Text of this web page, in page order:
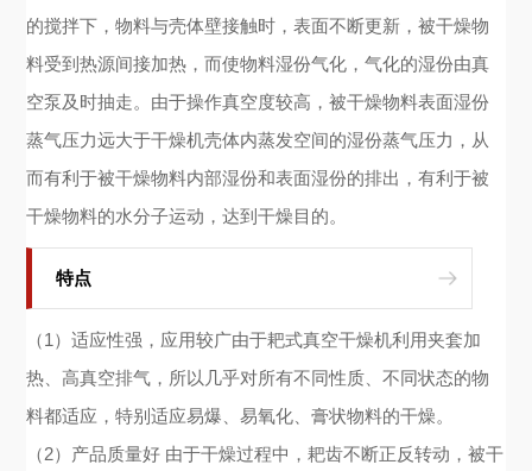
的搅拌下，物料与壳体壁接触时，表面不断更新，被干燥物
料受到热源间接加热，而使物料湿份气化，气化的湿份由真
空泵及时抽走。由于操作真空度较高，被干燥物料表面湿份
蒸气压力远大于干燥机壳体内蒸发空间的湿份蒸气压力，从
而有利于被干燥物料内部湿份和表面湿份的排出，有利于被
干燥物料的水分子运动，达到干燥目的。
特点
（1）适应性强，应用较广由于耙式真空干燥机利用夹套加
热、高真空排气，所以几乎对所有不同性质、不同状态的物
料都适应，特别适应易爆、易氧化、膏状物料的干燥。
（2）产品质量好 由于干燥过程中，耙齿不断正反转动，被干